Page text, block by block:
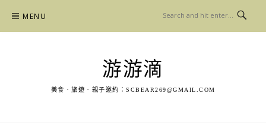
content
MENU
游游滴
美食．旅遊．親子邀約： SCBEAR269@GMAIL.COM